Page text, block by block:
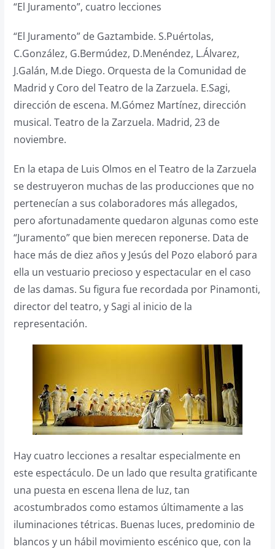
“El Juramento”, cuatro lecciones
“El Juramento” de Gaztambide. S.Puértolas,
C.González, G.Bermúdez, D.Menéndez, L.Álvarez,
J.Galán, M.de Diego. Orquesta de la Comunidad de
Madrid y Coro del Teatro de la Zarzuela. E.Sagi,
dirección de escena. M.Gómez Martínez, dirección
musical. Teatro de la Zarzuela. Madrid, 23 de
noviembre.
En la etapa de Luis Olmos en el Teatro de la Zarzuela
se destruyeron muchas de las producciones que no
pertenecían a sus colaboradores más allegados,
pero afortunadamente quedaron algunas como este
“Juramento” que bien merecen reponerse. Data de
hace más de diez años y Jesús del Pozo elaboró para
ella un vestuario precioso y espectacular en el caso
de las damas. Su figura fue recordada por Pinamonti,
director del teatro, y Sagi al inicio de la
representación.
Hay cuatro lecciones a resaltar especialmente en
este espectáculo. De un lado que resulta gratificante
una puesta en escena llena de luz, tan
acostumbrados como estamos últimamente a las
iluminaciones tétricas. Buenas luces, predominio de
blancos y un hábil movimiento escénico que, con la